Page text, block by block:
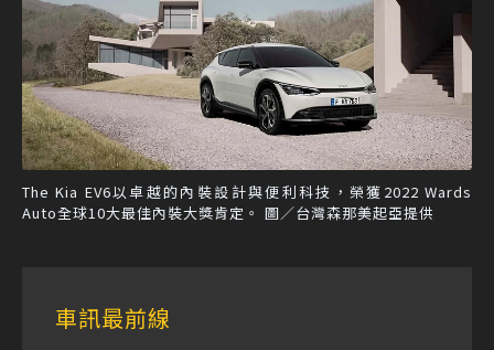
The Kia EV6以卓越的內裝設計與便利科技，榮獲2022 Wards
Auto全球10大最佳內裝大獎肯定。 圖／台灣森那美起亞提供
車訊最前線